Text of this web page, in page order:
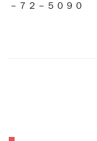
－７２－５０９０